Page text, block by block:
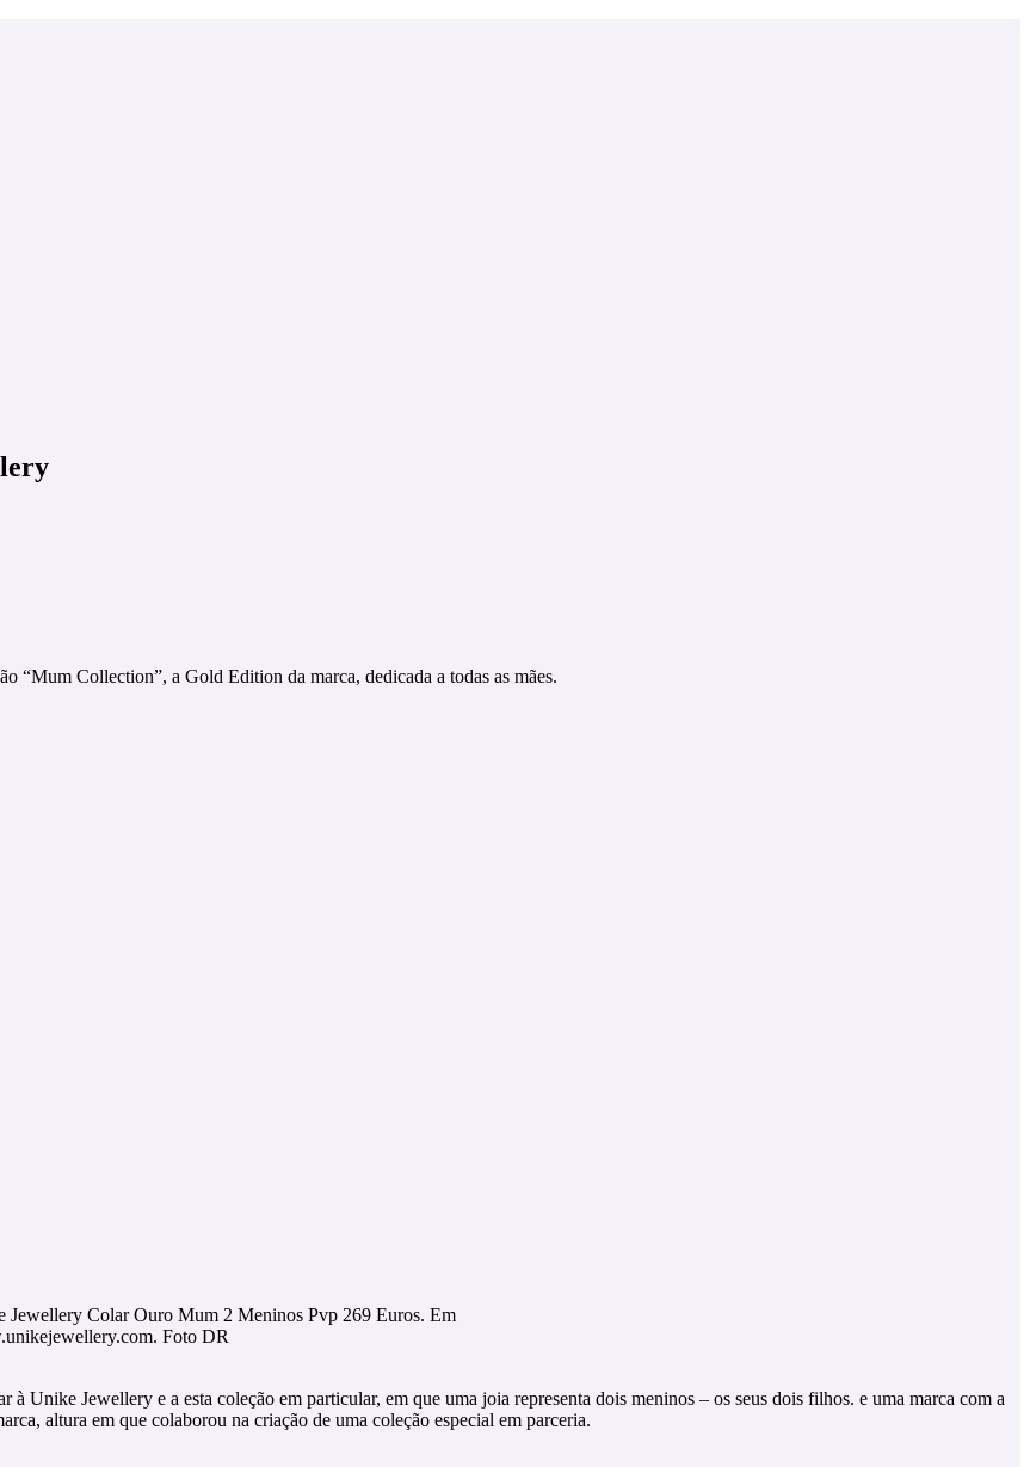
“Mum Collection”, a Gold Edition da marca, dedicada a todas as mães.
Jewellery Colar Ouro Mum 2 Meninos Pvp 269 Euros. Em
Foto DR
Unike Jewellery e a esta coleção em particular, em que uma joia representa dois meninos – os seus dois filhos. e uma marca com a
altura em que colaborou na criação de uma coleção especial em parceria.